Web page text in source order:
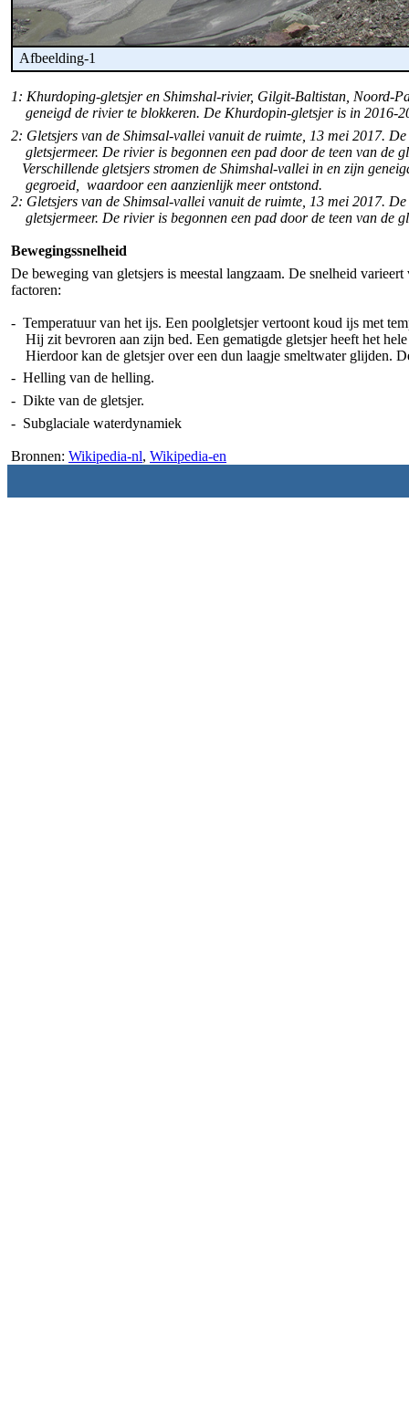
Afbeelding-1
1: Khurdoping-gletsjer en Shimshal-rivier, Gilgit-Baltistan, Noord-
geneigd de rivier te blokkeren. De Khurdopin-gletsjer is in 2016-
2: Gletsjers van de Shimsal-vallei vanuit de ruimte, 13 mei 2017.
gletsjermeer. De rivier is begonnen een pad door de teen van de
Verschillende gletsjers stromen de Shimshal-vallei in en zijn
gegroeid, waardoor een aanzienlijk meer ontstond.
2: Gletsjers van de Shimsal-vallei vanuit de ruimte, 13 mei 2017.
gletsjermeer. De rivier is begonnen een pad door de teen van de
Bewegingssnelheid
De beweging van gletsjers is meestal langzaam. De snelheid
factoren:
- Temperatuur van het ijs. Een poolgletsjer vertoont koud ijs met
Hij zit bevroren aan zijn bed. Een gematigde gletsjer heeft het
Hierdoor kan de gletsjer over een dun laagje smeltwater glijden.
- Helling van de helling.
- Dikte van de gletsjer.
- Subglaciale waterdynamiek
Bronnen: Wikipedia-nl, Wikipedia-en